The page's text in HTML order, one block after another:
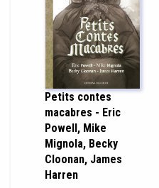
Petits contes
macabres - Eric
Powell, Mike
Mignola, Becky
Cloonan, James
Harren